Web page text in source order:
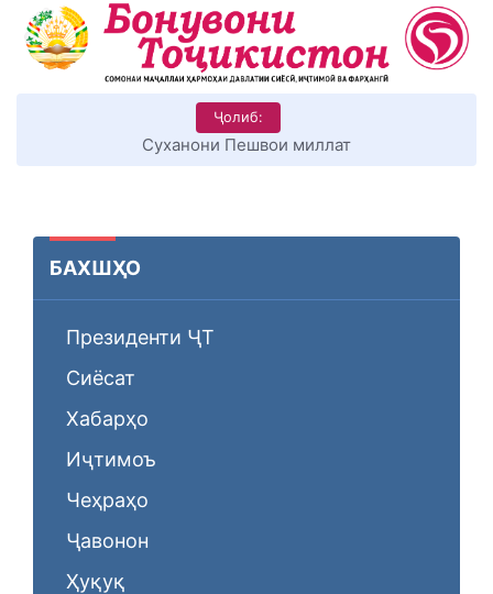
Ҷолиб:
КИТОБХОНИРО ДАР ХУД ТАШАККУЛ ДИҲЕМ
БАХШҲО
Президенти ҶТ
Сиёсат
Хабарҳо
Иҷтимоъ
Чеҳраҳо
Ҷавонон
Ҳуқуқ